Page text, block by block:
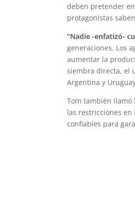
deben pretender
protagonistas
“Nadie -enfatizó-
generaciones. Los
aumentar la
siembra directa, el
Argentina y
Tom también
las restricciones
confiables para